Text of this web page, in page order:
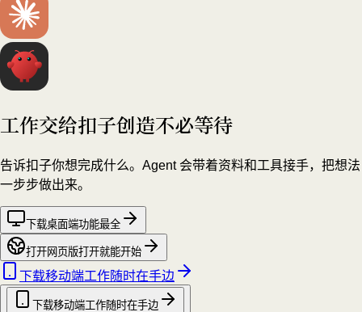
工作交给扣子创造不必等待
告诉扣子你想完成什么。Agent 会带着资料和工具接手，把想法
一步步做出来。
下载桌面端功能最全
打开网页版打开就能开始
下载移动端工作随时在手边
下载移动端工作随时在手边